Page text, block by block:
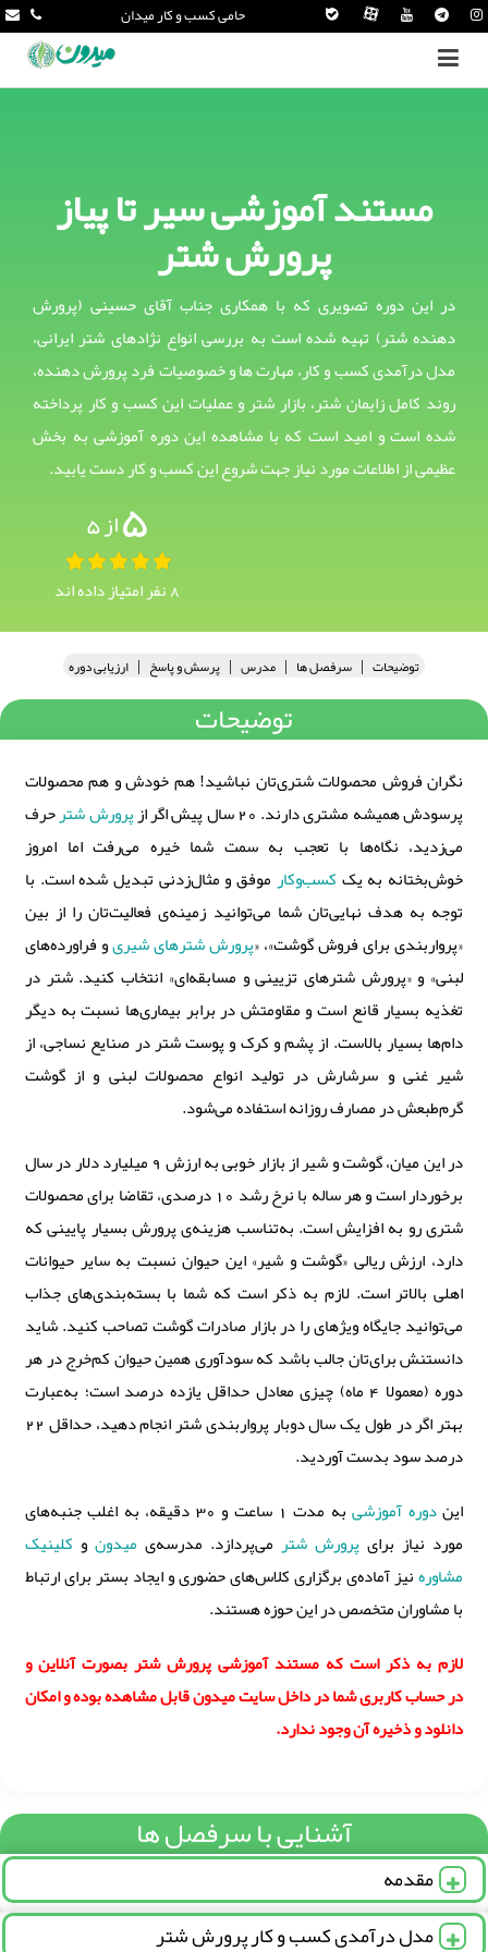
حامی کسب و کار میدان
مستند آموزشی سیر تا پیاز
پرورش شتر
در این دوره تصویری که با همکاری جناب آقای حسینی (پرورش
دهنده شتر) تهیه شده است به بررسی انواع نژادهای شتر ایرانی،
مدل درآمدی کسب و کار، مهارت ها و خصوصیات فرد پرورش دهنده،
روند کامل زایمان شتر، بازار شتر و عملیات این کسب و کار پرداخته
شده است و امید است که با مشاهده این دوره آموزشی به بخش
عظیمی از اطلاعات مورد نیاز جهت شروع این کسب و کار دست یابید.
5از 5
8 نفر امتیاز داده اند
توضیحات | سرفصل ها | مدرس | پرسش و پاسخ | ارزیابی دوره
توضيحات
نگران فروش محصولات شتری‌تان نباشید! هم خودش و هم محصولات
پرسودش همیشه مشتری دارند. 20 سال پیش اگر از
پرورش شترحرف
می‌زدید، نگاه‌ها با تعجب به سمت شما خیره می‌رفت اما امروز
خوش‌بختانه به یک کسب‌وکار موفق و مثال‌زدنی تبدیل شده است. با
توجه به هدف نهایی‌تان شما می‌توانید زمینه‌ی فعالیت‌تان را از بین
«پرواربندی برای فروش گوشت»، «پرورش شترهای شیریو فراورده‌های
لبنی» و «پرورش شترهای تزیینی و مسابقه‌ای» انتخاب کنید. شتر در
تغذیه بسیار قانع است و مقاومتش در برابر بیماری‌ها نسبت به دیگر
دام‌ها بسیار بالاست. از پشم و کرک و پوست شتر در صنایع نساجی، از
شیر غنی و سرشارش در تولید انواع محصولات لبنی و از گوشت
گرم‌طبعش در مصارف روزانه استفاده می‌شود.
در این میان، گوشت و شیر از بازار خوبی به ارزش 9 میلیارد دلار در سال
برخوردار است و هر ساله با نرخ رشد 10 درصدی، تقاضا برای محصولات
شتری رو به افزایش است. به‌تناسب هزینه‌ی پرورش بسیار پایینی که
دارد، ارزش ریالی «گوشت و شیر» این حیوان نسبت به سایر حیوانات
اهلی بالاتر است. لازم به ذکر است که شما با بسته‌بندی‌های جذاب
می‌توانید جایگاه ویژه‎ای را در بازار صادرات گوشت تصاحب کنید. شاید
دانستنش برای‌تان جالب باشد که سودآوری همین حیوان کم‌خرج در هر
دوره (معمولا 4 ماه) چیزی معادل حداقل یازده درصد است؛ به‌عبارت
بهتر اگر در طول یک سال دوبار پرواربندی شتر انجام دهید، حداقل 22
درصد سود بدست آوردید.
ایندوره آموزشی
به مدت 1 ساعت و 30 دقیقه، به اغلب جنبه‌های
مورد نیاز برای پرورش شتر می‌پردازد. مدرسه‌ی میدون و کلینیک
مشاورهنیز آماده‌ی برگزاری کلاس‌‌‌‌‌‌‌‌‌‌‌‌‌‌‌‌‌‌‌های حضوری و ایجاد بستر برای ارتباط
با مشاوران متخصص در این حوزه هستند.
لازم به ذکر است که مستند آموزشی پرورش شتر بصورت آنلاین و
در حساب کاربری شما در داخل سایت میدون قابل مشاهده بوده و امکان
دانلود و ذخیره آن وجود ندارد.
آشنایی با سرفصل ها
مقدمه
مدل درآمدی کسب و کار پرورش شتر